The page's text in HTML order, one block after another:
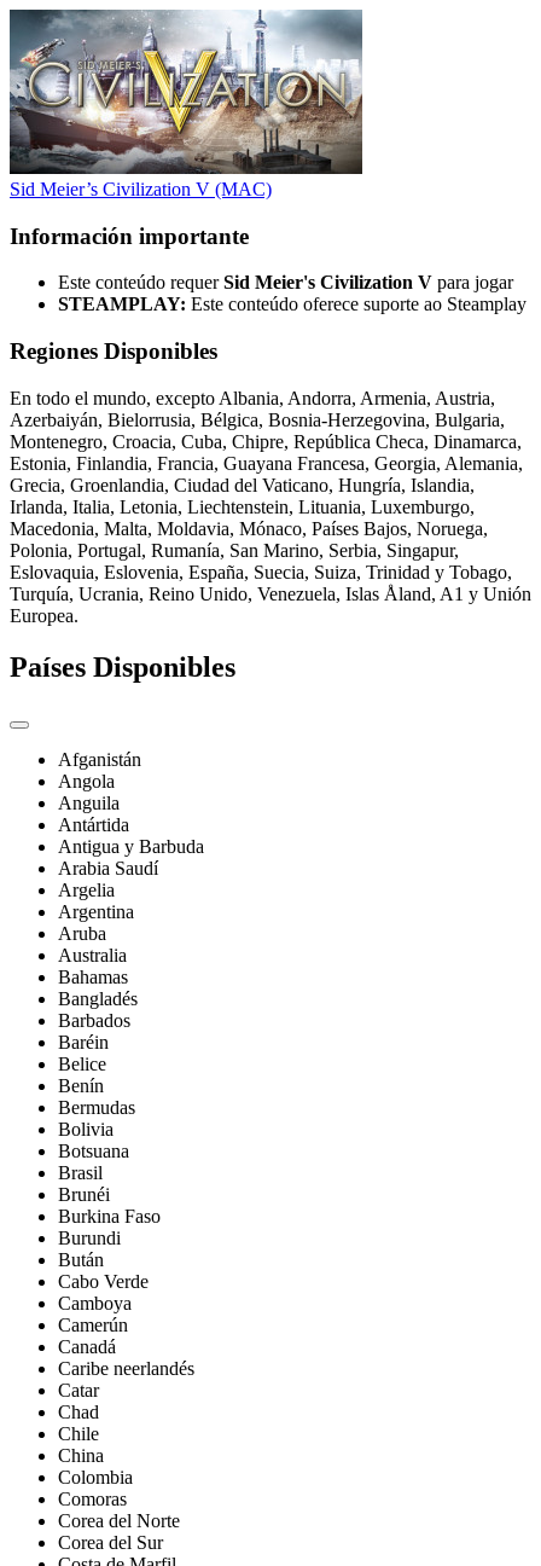
Sid Meier’s Civilization V (MAC)
Información importante
Este conteúdo requerSid Meier's Civilization V para jogar
STEAMPLAY: Este conteúdo oferece suporte ao Steamplay
Regiones Disponibles
En todo el mundo, excepto Albania, Andorra, Armenia, Austria,
Azerbaiyán, Bielorrusia, Bélgica, Bosnia-Herzegovina, Bulgaria,
Montenegro, Croacia, Cuba, Chipre, República Checa, Dinamarca,
Estonia, Finlandia, Francia, Guayana Francesa, Georgia, Alemania,
Grecia, Groenlandia, Ciudad del Vaticano, Hungría, Islandia,
Irlanda, Italia, Letonia, Liechtenstein, Lituania, Luxemburgo,
Macedonia, Malta, Moldavia, Mónaco, Países Bajos, Noruega,
Polonia, Portugal, Rumanía, San Marino, Serbia, Singapur,
Eslovaquia, Eslovenia, España, Suecia, Suiza, Trinidad y Tobago,
Turquía, Ucrania, Reino Unido, Venezuela, Islas Åland, A1 y Unión
Europea.
Países Disponibles
Afganistán
Angola
Anguila
Antártida
Antigua y Barbuda
Arabia Saudí
Argelia
Argentina
Aruba
Australia
Bahamas
Bangladés
Barbados
Baréin
Belice
Benín
Bermudas
Bolivia
Botsuana
Brasil
Brunéi
Burkina Faso
Burundi
Bután
Cabo Verde
Camboya
Camerún
Canadá
Caribe neerlandés
Catar
Chad
Chile
China
Colombia
Comoras
Corea del Norte
Corea del Sur